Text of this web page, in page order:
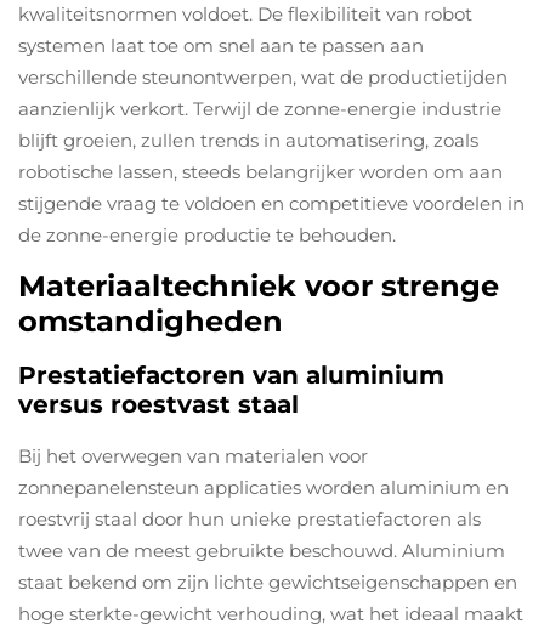
kwaliteitsnormen voldoet. De flexibiliteit van robot
systemen laat toe om snel aan te passen aan
verschillende steunontwerpen, wat de productietijden
aanzienlijk verkort. Terwijl de zonne-energie industrie
blijft groeien, zullen trends in automatisering, zoals
robotische lassen, steeds belangrijker worden om aan
stijgende vraag te voldoen en competitieve voordelen in
de zonne-energie productie te behouden.
Materiaaltechniek voor strenge
omstandigheden
Prestatiefactoren van aluminium
versus roestvast staal
Bij het overwegen van materialen voor
zonnepanelensteun applicaties worden aluminium en
roestvrij staal door hun unieke prestatiefactoren als
twee van de meest gebruikte beschouwd. Aluminium
staat bekend om zijn lichte gewichtseigenschappen en
hoge sterkte-gewicht verhouding, wat het ideaal maakt